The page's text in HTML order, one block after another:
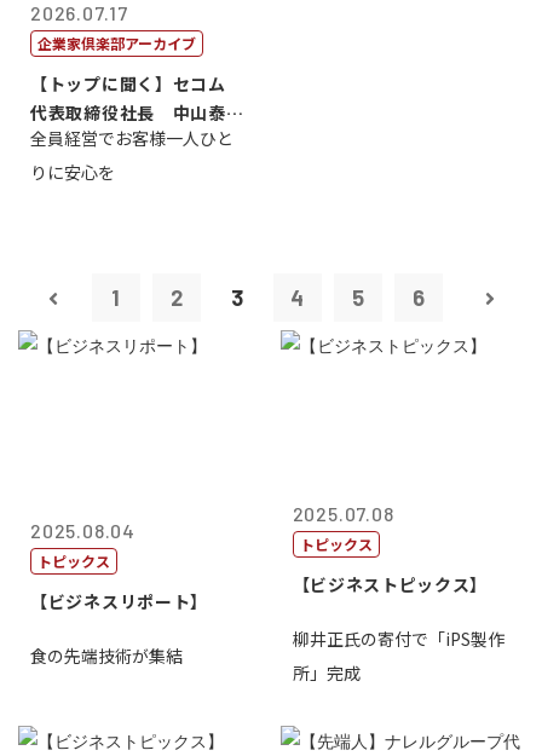
2026.07.17
企業家倶楽部アーカイブ
【トップに聞く】セコム
代表取締役社長 中山泰
男
全員経営でお客様一人ひと
りに安心を
1 2 3 4 5 6
2025.08.04
トピックス
【ビジネスリポート】
食の先端技術が集結
2025.07.08
トピックス
【ビジネストピックス】
柳井正氏の寄付で「iPS製作
所」完成